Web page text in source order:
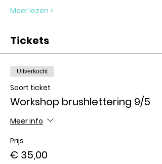
Meer lezen >
Tickets
Uitverkocht
Soort ticket
Workshop brushlettering 9/5
Meer info
Prijs
€ 35,00